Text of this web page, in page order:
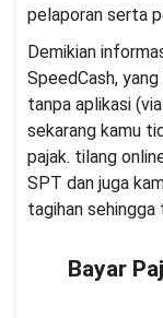
pelaporan serta
Demikian
SpeedCash,
tanpa aplikasi
sekarang kamu
pajak. tilang
SPT dan juga
tagihan sehingga
Bayar